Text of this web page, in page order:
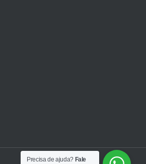
Precisa de ajuda? Fale